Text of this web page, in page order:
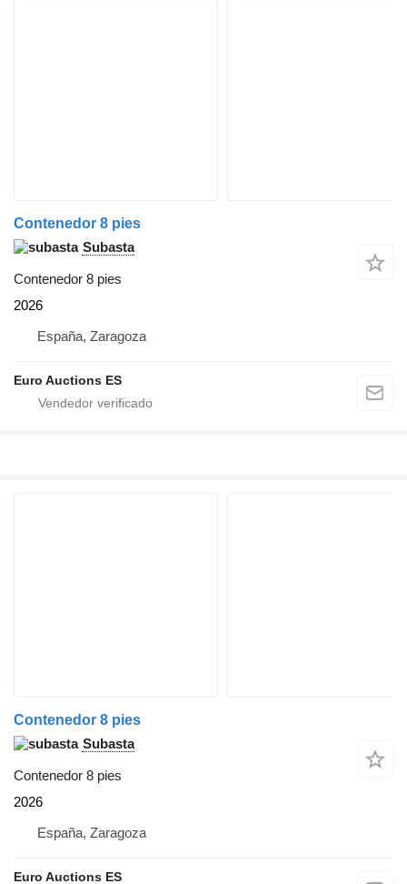
Contenedor 8 pies
Subasta
Contenedor 8 pies
2026
España, Zaragoza
Euro Auctions ES
Contenedor 8 pies
Subasta
Contenedor 8 pies
2026
España, Zaragoza
Euro Auctions ES